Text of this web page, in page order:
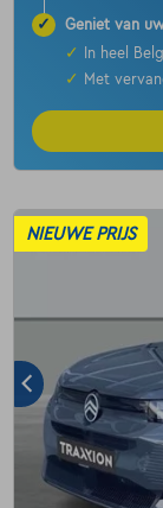
✓
Geniet van
✓
In heel
✓
Met
NIEUWE PRIJS